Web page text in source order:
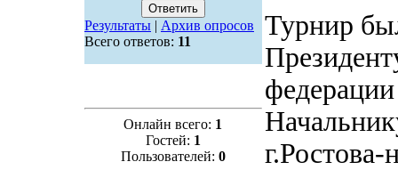
Результаты| Архив опросов
Всего ответов: 11
Онлайн всего: 1
Гостей: 1
Пользователей: 0
Турнир